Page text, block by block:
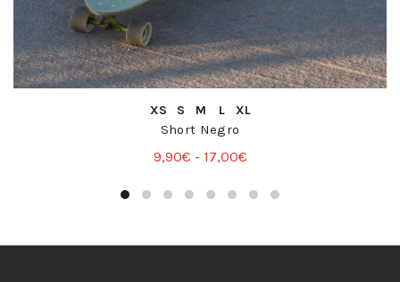
COMPRA RÁPIDA
XS S M L XL
Short Negro
9,90€ - 17,00€Rango
precios:
9,90€